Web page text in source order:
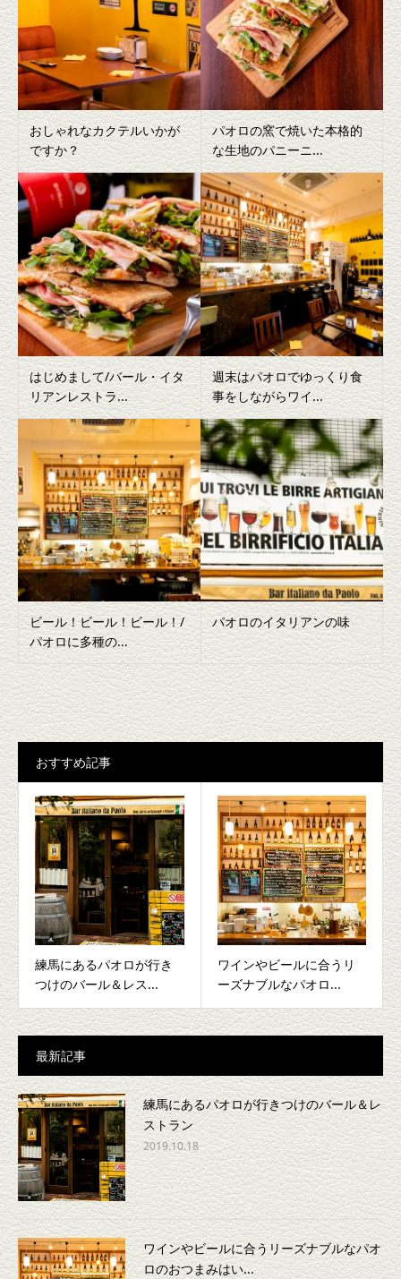
おしゃれなカクテルいかが
ですか？
パオロの窯で焼いた本格的
な生地のパニーニ...
はじめまして/バール・イタ
リアンレストラ...
週末はパオロでゆっくり食
事をしながらワイ...
ビール！ビール！ビール！/
パオロに多種の...
パオロのイタリアンの味
おすすめ記事
練馬にあるパオロが行き
つけのバール＆レス...
ワインやビールに合うリ
ーズナブルなパオロ...
最新記事
練馬にあるパオロが行きつけのバール＆レ
ストラン
2019.10.18
ワインやビールに合うリーズナブルなパオ
ロのおつまみはい...